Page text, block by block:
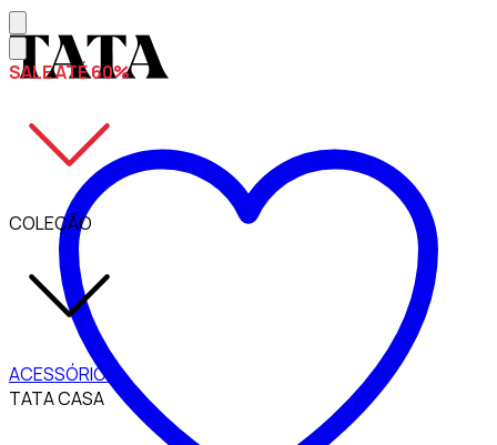
SALE ATÉ 60%
COLEÇÃO
ACESSÓRIOS
TATA CASA